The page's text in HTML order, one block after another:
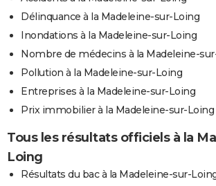
Délinquance à la Madeleine-sur-Loing
Inondations à la Madeleine-sur-Loing
Nombre de médecins à la Madeleine-
Pollution à la Madeleine-sur-Loing
Entreprises à la Madeleine-sur-Loing
Prix immobilier à la Madeleine-sur-Loing
Tous les résultats officiels à la
Loing
Résultats du bac à la Madeleine-sur-